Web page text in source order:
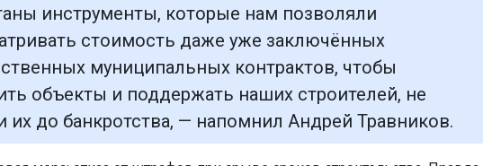
инструменты, которые нам позволяли
стоимость даже уже заключённых
муниципальных контрактов, чтобы
объекты и поддержать наших строителей, не
их до банкротства, — напомнил Андрей Травников.